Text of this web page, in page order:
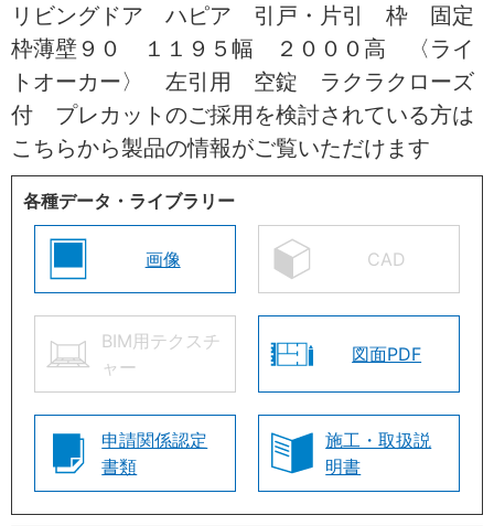
リビングドア ハピア 引戸・片引 枠 固定
枠薄壁９０ １１９５幅 ２０００高 〈ライ
トオーカー〉 左引用 空錠 ラクラクローズ
付 プレカットのご採用を検討されている方は
こちらから製品の情報がご覧いただけます
各種データ・ライブラリー
画像 CAD
BIM用テクスチ
ャー
図面PDF
申請関係認定
書類
施工・取扱説
明書